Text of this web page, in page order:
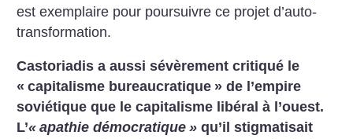
est exemplaire pour poursuivre ce projet d’auto-
transformation.
Castoriadis a aussi sévèrement critiqué le
« capitalisme bureaucratique » de l’empire
soviétique que le capitalisme libéral à l’ouest.
L’« apathie démocratique » qu’il stigmatisait